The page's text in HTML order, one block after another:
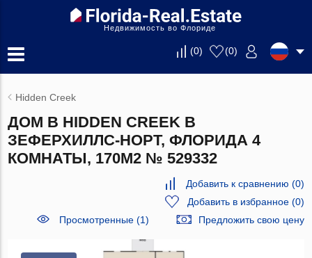
Недвижимость во Флориде
(0) (0)
Hidden Creek
ДОМ В HIDDEN CREEK В
ЗЕФЕРХИЛЛС-НОРТ, ФЛОРИДА 4
КОМНАТЫ, 170М2 № 529332
Добавить к сравнению (0)
Добавить в избранное(0)
Просмотренные (1)
Предложить свою цену